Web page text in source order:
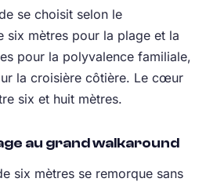
se choisit selon le
six mètres pour la plage et la
pour la polyvalence familiale,
la croisière côtière. Le cœur
six et huit mètres.
au grand walkaround
six mètres se remorque sans